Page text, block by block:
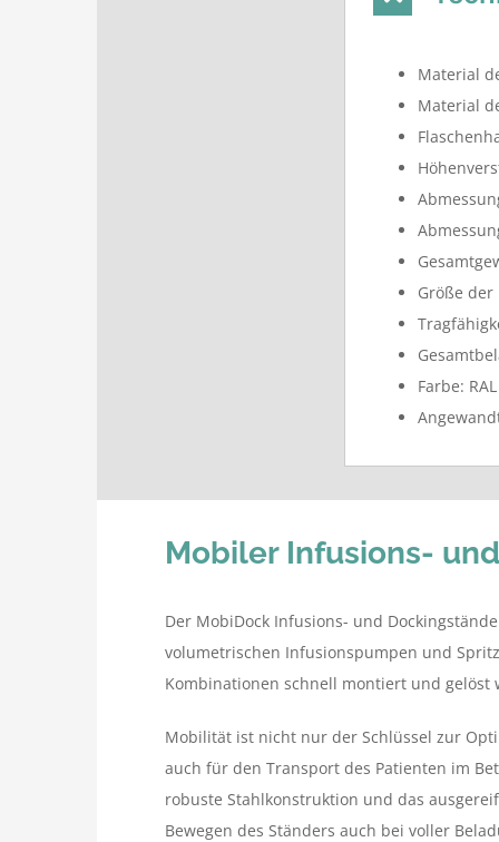
Material
Material
Größe
Farbe:
Mobiler Infusions-
Der MobiDock Infusions- und
volumetrischen Infusionspumpen und
Kombinationen schnell montiert und gelöst
Mobilität ist nicht nur der Schlüssel zur
auch für den Transport des Patienten im
robuste Stahlkonstruktion und das
Bewegen des Ständers auch bei voller